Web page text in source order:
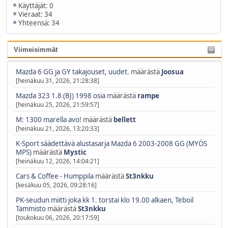
Käyttäjät: 0
Vieraat: 34
Yhteensä: 34
Viimeisimmät
Mazda 6 GG ja GY takajouset, uudet. määrästä Joosua
[heinäkuu 31, 2026, 21:28:38]
Mazda 323 1.8 (BJ) 1998 osiamäärästä rampe
[heinäkuu 25, 2026, 21:59:57]
M: 1300 marella avo! määrästä bellett
[heinäkuu 21, 2026, 13:20:33]
K-Sport säädettävä alustasarja Mazda 6 2003-2008 GG (MYÖS
MPS)määrästä Mystic
[heinäkuu 12, 2026, 14:04:21]
Cars & Coffee - HumppilamäärästäSt3nkku
[kesäkuu 05, 2026, 09:28:16]
PK-seudun miitti joka kk 1. torstai klo 19.00 alkaen, Teboil
TammistomäärästäSt3nkku
[toukokuu 06, 2026, 20:17:59]